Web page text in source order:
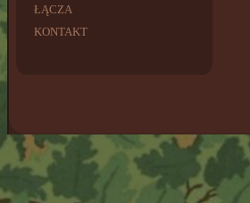
ŁĄCZA
KONTAKT